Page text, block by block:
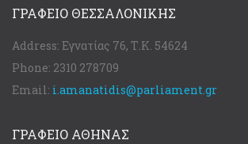
ΓΡΑΦΕΊΟ ΘΕΣΣΑΛΟΝΊΚΗΣ
Address: Εγνατίας 76, Τ.Κ. 54624
Phone: 2310 278709
Email: i.amanatidis@parliament.gr
ΓΡΑΦΕΊΟ ΑΘΉΝΑΣ